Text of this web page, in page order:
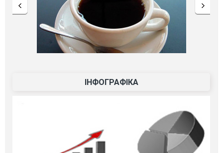
ІНФОГРАФІКА